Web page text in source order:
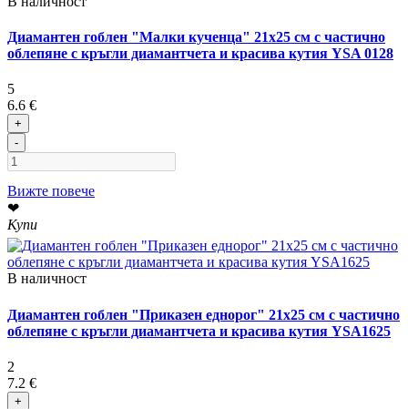
Диамантен гоблен "Малки кученца" 21x25 см с частично
облепяне с кръгли диамантчета и красива кутия YSA 0128
5
6.6 €
+
-
Вижте повече
❤
Купи
В наличност
Диамантен гоблен "Приказен еднорог" 21x25 см с частично
облепяне с кръгли диамантчета и красива кутия YSA1625
2
7.2 €
+